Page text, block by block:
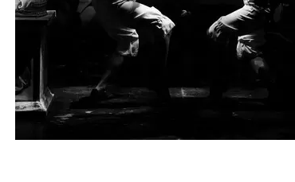
Илья Точилкин
III Национальной
Ольга Захарьева